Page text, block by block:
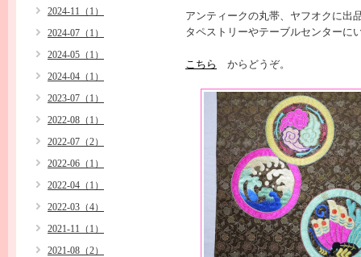
アンティークの丸帯、ヤフオクに出
タペストリーやテーブルセンターに
こちら からどうぞ。
2024-11（1）
2024-07（1）
2024-05（1）
2024-04（1）
2023-07（1）
2022-08（1）
2022-07（2）
2022-06（1）
2022-04（1）
2022-03（4）
2021-11（1）
2021-08（2）